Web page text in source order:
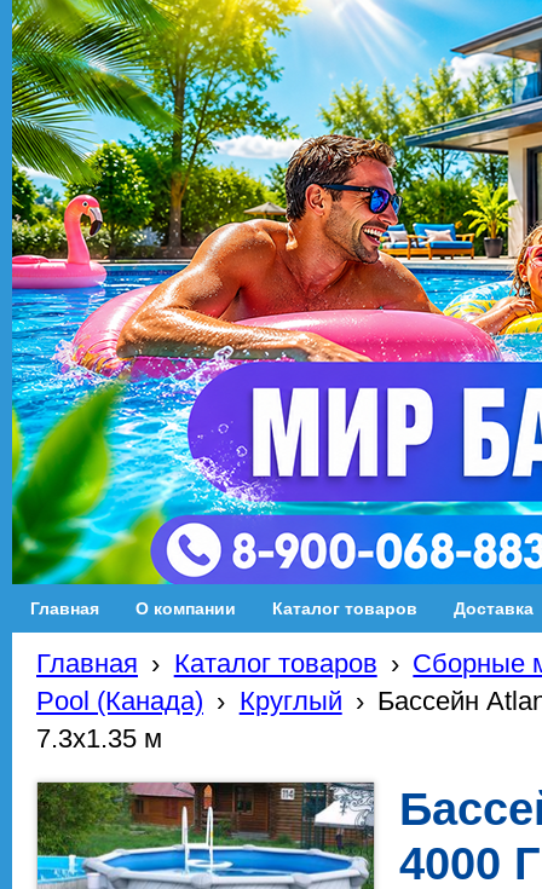
Главная О компании Каталог товаров Доставка
Главная › Каталог товаров › Сборные
Pool (Канада) › Круглый › Бассейн
7.3х1.35 м
4000